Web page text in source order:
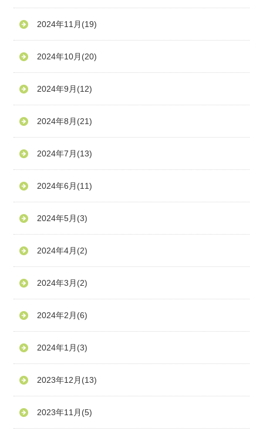
2024年11月 (19)
2024年10月 (20)
2024年9月 (12)
2024年8月 (21)
2024年7月 (13)
2024年6月 (11)
2024年5月 (3)
2024年4月 (2)
2024年3月 (2)
2024年2月 (6)
2024年1月 (3)
2023年12月 (13)
2023年11月 (5)